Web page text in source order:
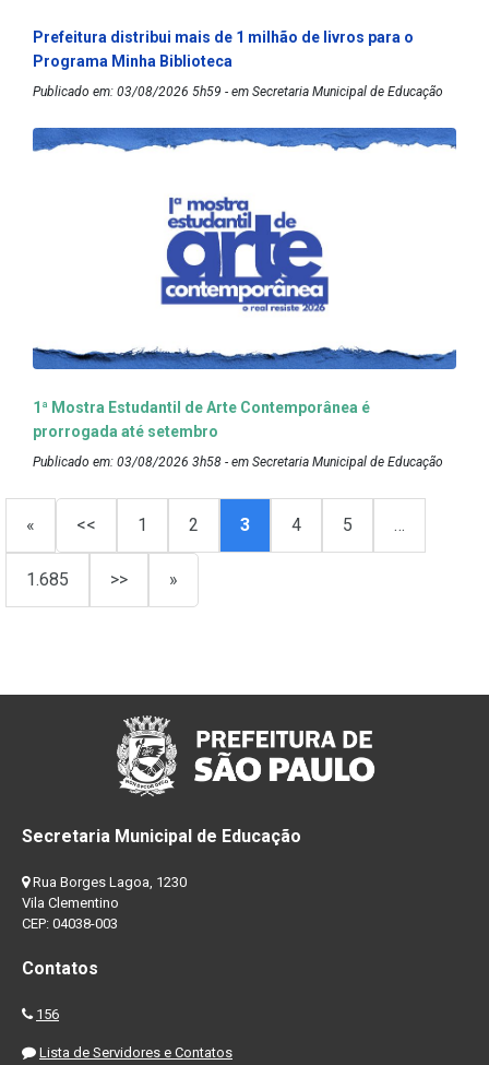
Prefeitura distribui mais de 1 milhão de livros para o
Programa Minha Biblioteca
Publicado em: 03/08/2026 5h59 - em Secretaria Municipal de Educação
1ª Mostra Estudantil de Arte Contemporânea é
prorrogada até setembro
Publicado em: 03/08/2026 3h58 - em Secretaria Municipal de Educação
« << 1 2 3 4 5 …
1.685 >> »
Secretaria Municipal de Educação
Rua Borges Lagoa, 1230
Vila Clementino
CEP: 04038-003
Contatos
156
Lista de Servidores e Contatos